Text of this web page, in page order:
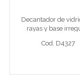
Cod. D4327
Decantador de
rayas y base
base de madera
Cod. D4327